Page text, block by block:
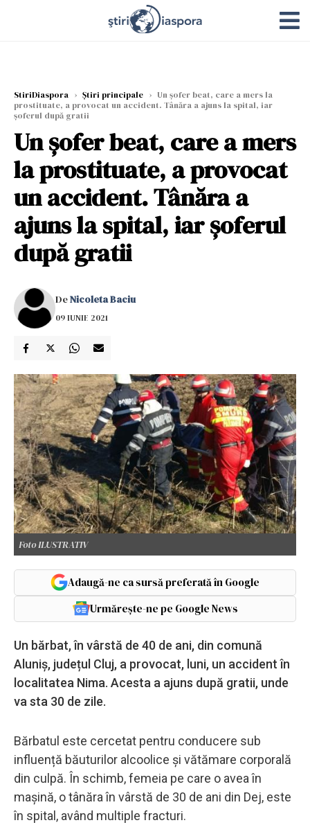
StiriDiaspora › Știri principale › Un șofer beat, care a mers la
prostituate, a provocat un accident. Tânăra a ajuns la spital, iar
șoferul după gratii
Un șofer beat, care a mers
la prostituate, a provocat
un accident. Tânăra a
ajuns la spital, iar șoferul
după gratii
DeNicoleta Baciu
09 IUNIE 2021
Foto ILUSTRATIV
Adaugă-ne ca sursă preferată în Google
Urmărește-ne pe Google News
Un bărbat, în vârstă de 40 de ani, din comună
Aluniș, județul Cluj, a provocat, luni, un accident în
localitatea Nima. Acesta a ajuns după gratii, unde
va sta 30 de zile.
Bărbatul este cercetat pentru conducere sub
influență băuturilor alcoolice și vătămare corporală
din culpă. În schimb, femeia pe care o avea în
mașină, o tânăra în vârstă de 30 de ani din Dej, este
în spital, având multiple fracturi.